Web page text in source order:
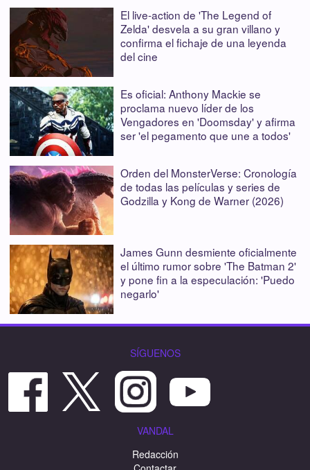
El live-action de 'The Legend of
Zelda' desvela a su gran villano y
confirma el fichaje de una leyenda
del cine
Es oficial: Anthony Mackie se
proclama nuevo líder de los
Vengadores en 'Doomsday' y afirma
ser 'el pegamento que une a todos'
Orden del MonsterVerse: Cronología
de todas las películas y series de
Godzilla y Kong de Warner (2026)
James Gunn desmiente oficialmente
el último rumor sobre 'The Batman 2'
y pone fin a la especulación: 'Puedo
negarlo'
SÍGUENOS
VANDAL
Redacción